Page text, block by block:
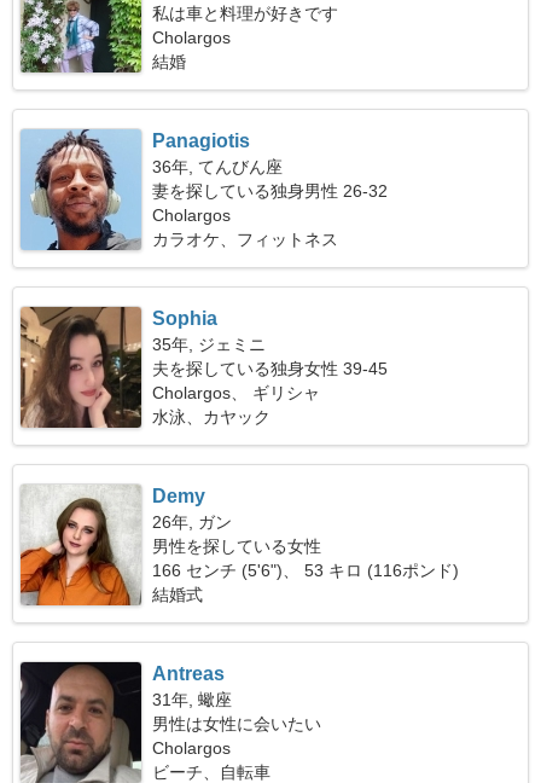
私は車と料理が好きです
Cholargos
結婚
Panagiotis
36年, てんびん座
妻を探している独身男性 26-32
Cholargos
カラオケ、フィットネス
Sophia
35年, ジェミニ
夫を探している独身女性 39-45
Cholargos、 ギリシャ
水泳、カヤック
Demy
26年, ガン
男性を探している女性
166 センチ (5'6")、 53 キロ (116ポンド)
結婚式
Antreas
31年, 蠍座
男性は女性に会いたい
Cholargos
ビーチ、自転車